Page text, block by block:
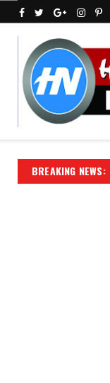
BREAKING NEWS:
সুভাষ পাঁজা Contact